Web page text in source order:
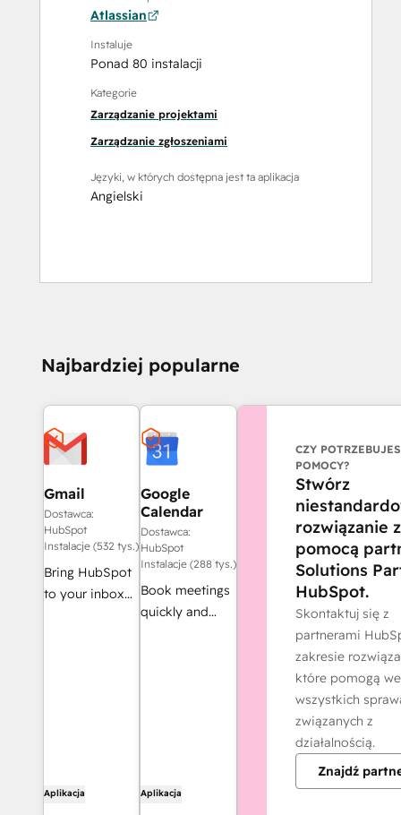
Atlassian
Instaluje
Ponad 80 instalacji
Kategorie
Zarządzanie projektami
Zarządzanie zgłoszeniami
Języki, w których dostępna jest ta aplikacja
Angielski
Najbardziej popularne
Gmail
Dostawca:
HubSpot
Instalacje (532 tys.)
Bring HubSpot
to your inbox
Aplikacja
Google
Calendar
Dostawca:
HubSpot
Instalacje (288 tys.)
Book meetings
quickly and
Aplikacja
CZY
POMOCY?
Stwórz
rozwiązanie z
pomocą
Solutions
HubSpot.
Skontaktuj się z
partnerami
zakresie
które pomogą we
wszystkich
związanych z
działalnością.
Znajdź